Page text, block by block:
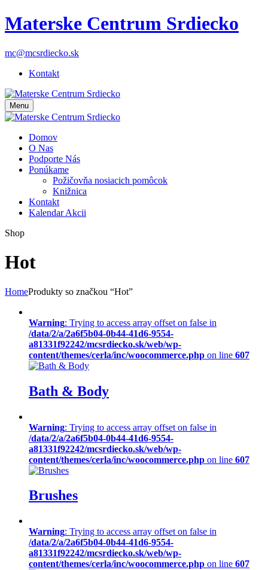
Materske Centrum Srdiecko
mc@mcsrdiecko.sk
Kontakt
Menu
Domov
O Nas
Podporte Nás
Ponúkame
Požičovňa nosiacich pomôcok
Knižnica
Kontakt
Kalendar Akcii
Shop
Hot
HomeProdukty so značkou “Hot”
Warning: Trying to access array offset on false in
/data/2/a/2a6f5b04-0b44-41d6-9554-
a81331f92242/mcsrdiecko.sk/web/wp-
content/themes/cerla/inc/woocommerce.php on line 607
Bath & Body
Warning: Trying to access array offset on false in
/data/2/a/2a6f5b04-0b44-41d6-9554-
a81331f92242/mcsrdiecko.sk/web/wp-
content/themes/cerla/inc/woocommerce.php on line 607
Brushes
Warning: Trying to access array offset on false in
/data/2/a/2a6f5b04-0b44-41d6-9554-
a81331f92242/mcsrdiecko.sk/web/wp-
content/themes/cerla/inc/woocommerce.php on line 607